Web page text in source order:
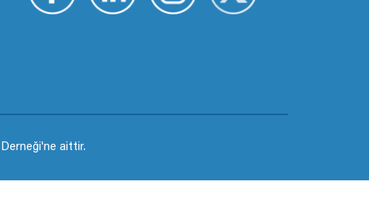
aittir.